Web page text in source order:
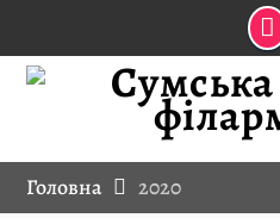
Skip
Головна 2020